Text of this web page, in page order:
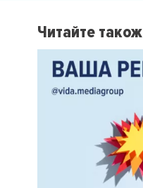
Читайте також